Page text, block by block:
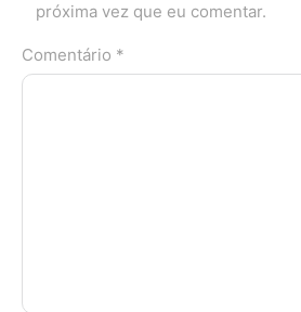
próxima vez que eu comentar.
Comentário *